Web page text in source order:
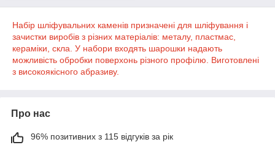
Набір шліфувальних каменів призначені для шліфування і
зачистки виробів з різних матеріалів: металу, пластмас,
кераміки, скла. У набори входять шарошки надають
можливість обробки поверхонь різного профілю. Виготовлені
з високоякісного абразиву.
Про нас
96% позитивних з 115 відгуків за рік